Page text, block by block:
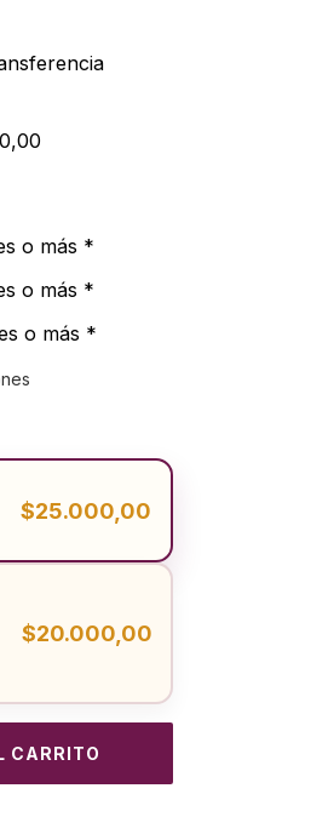
o más *
o más *
o más *
$25.000,00
$20.000,00